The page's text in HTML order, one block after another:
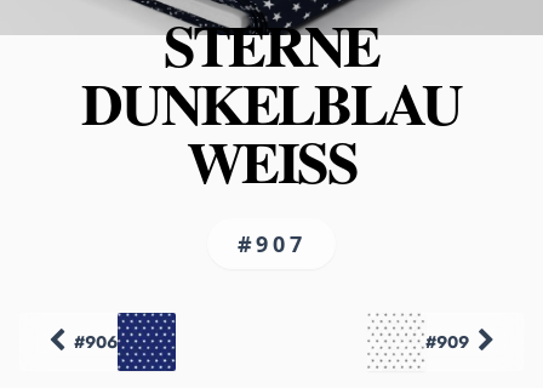
STERNE
DUNKELBLAU
WEISS
#907
#906 #909